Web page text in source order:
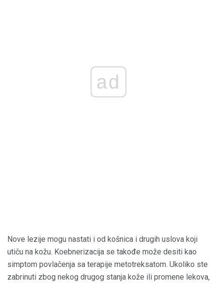
ad
Nove lezije mogu nastati i od košnica i drugih uslova koji
utiču na kožu. Koebnerizacija se takođe može desiti kao
simptom povlačenja sa terapije metotreksatom. Ukoliko ste
zabrinuti zbog nekog drugog stanja kože ili promene lekova,